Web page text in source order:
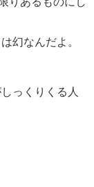
幻なんだよ。
っくりくる人